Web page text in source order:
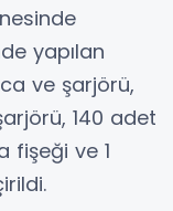
yapılan
ve şarjörü,
140 adet
fişeği ve 1